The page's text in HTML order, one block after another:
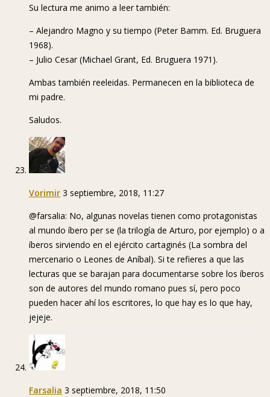
Su lectura me animo a leer también:
– Alejandro Magno y su tiempo (Peter Bamm. Ed. Bruguera
1968).
– Julio Cesar (Michael Grant, Ed. Bruguera 1971).
Ambas también reeleidas. Permanecen en la biblioteca de
mi padre.
Saludos.
Vorimir 3 septiembre, 2018, 11:27
@farsalia: No, algunas novelas tienen como protagonistas
al mundo íbero per se (la trilogía de Arturo, por ejemplo) o a
íberos sirviendo en el ejército cartaginés (La sombra del
mercenario o Leones de Aníbal). Si te refieres a que las
lecturas que se barajan para documentarse sobre los íberos
son de autores del mundo romano pues sí, pero poco
pueden hacer ahí los escritores, lo que hay es lo que hay,
jejeje.
Farsalia 3 septiembre, 2018, 11:50